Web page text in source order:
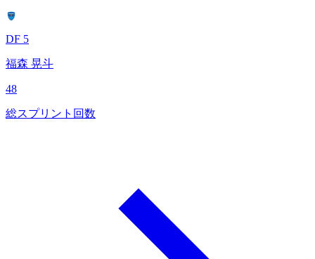
DF 5
福森 晃斗
48
総スプリント回数